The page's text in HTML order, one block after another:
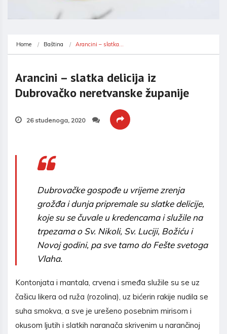
Home Baština Arancini – slatka…
Arancini – slatka delicija iz
Dubrovačko neretvanske županije
26 studenoga, 2020
Dubrovačke gospođe u vrijeme zrenja
grožđa i dunja pripremale su slatke delicije,
koje su se čuvale u kredencama i služile na
trpezama o Sv. Nikoli, Sv. Luciji, Božiću i
Novoj godini, pa sve tamo do Fešte svetoga
Vlaha.
Kontonjata i mantala, crvena i smeđa služile su se uz
čašicu likera od ruža (rozolina), uz bićerin rakije nudila se
suha smokva, a sve je urešeno posebnim mirisom i
okusom ljutih i slatkih naranača skrivenim u narančinoj